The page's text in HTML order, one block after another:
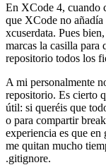
En XCode 4, cuando
que XCode no
xcuserdata. Pues
marcas la casilla para
repositorio todos los
A mi personalmente
repositorio. Es cierto
útil: si queréis que
o para compartir
experiencia es que en
me quitan mucho
.gitignore.